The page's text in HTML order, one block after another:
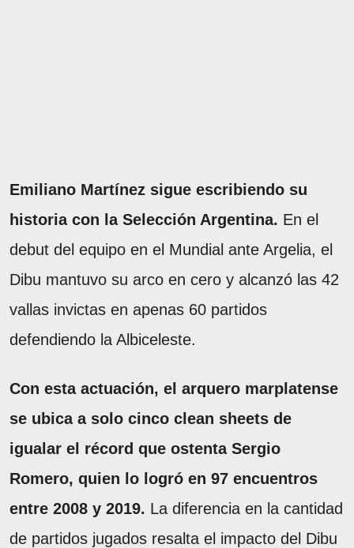
Emiliano Martínez sigue escribiendo su
historia con la Selección Argentina. En el
debut del equipo en el Mundial ante Argelia, el
Dibu mantuvo su arco en cero y alcanzó las 42
vallas invictas en apenas 60 partidos
defendiendo la Albiceleste.
Con esta actuación, el arquero marplatense
se ubica a solo cinco clean sheets de
igualar el récord que ostenta Sergio
Romero, quien lo logró en 97 encuentros
entre 2008 y 2019. La diferencia en la cantidad
de partidos jugados resalta el impacto del Dibu